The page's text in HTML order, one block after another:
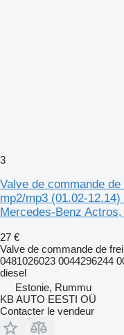
3
Valve de commande
mp2/mp3 (01.02-
Mercedes-Benz
27 €
Valve de commande de
0481026023 0044296244
diesel
Estonie, Rummu
KB AUTO EESTI OÜ
Contacter le vendeur